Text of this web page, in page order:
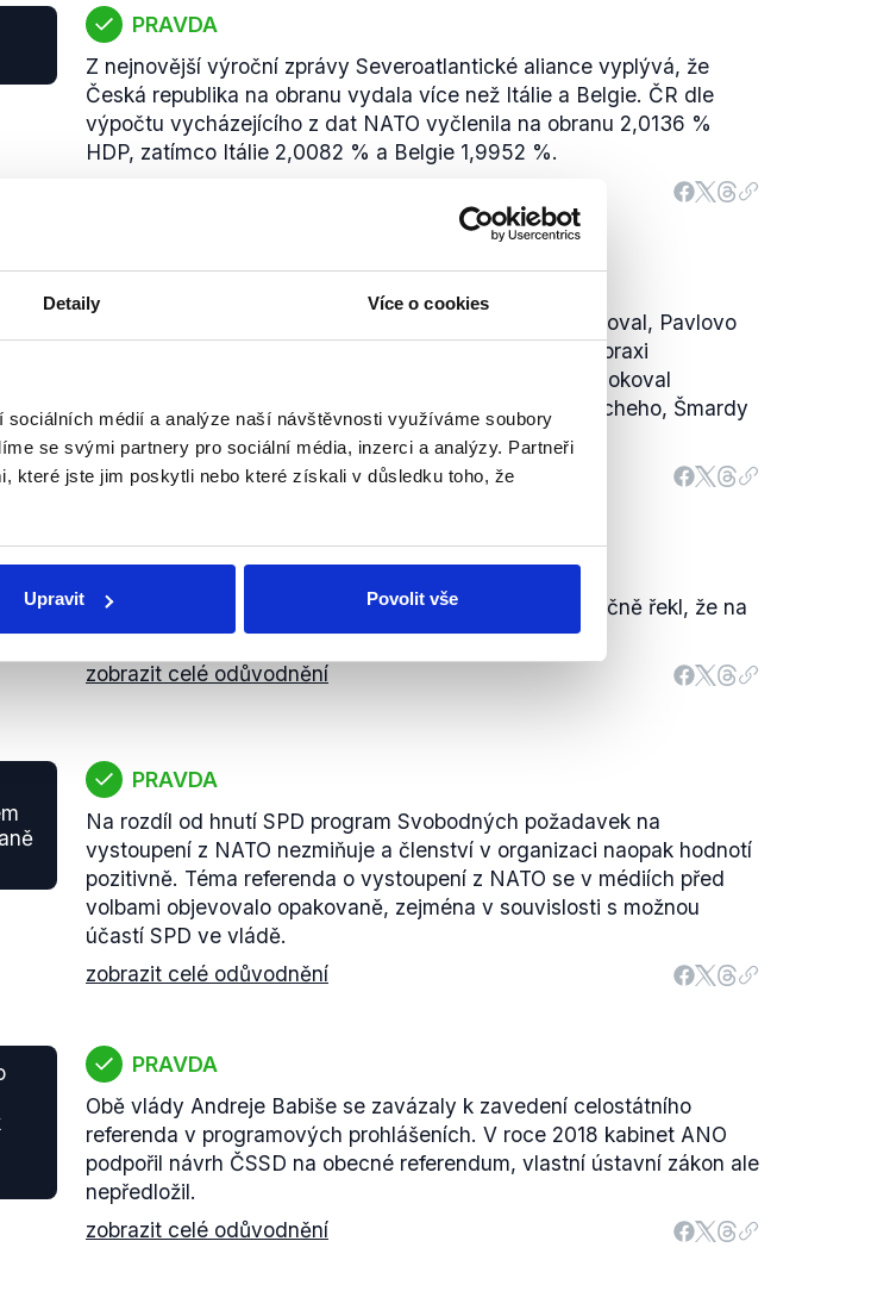
Detaily Více o cookies
médií a analýze naší návštěvnosti využíváme soubory
se svými partnery pro sociální média, inzerci a analýzy. Partneři
které jste jim poskytli nebo které získali v důsledku toho, že
Upravit Povolit vše
PRAVDA
Z nejnovější výroční zprávy Severoatlantické aliance vyplývá, že
Česká republika na obranu vydala více než Itálie a Belgie. ČR dle
výpočtu vycházejícího z dat NATO vyčlenila na obranu 2,0136 %
HDP, zatímco Itálie 2,0082 % a Belgie 1,9952 %.
NEPRAVDA
Zeman sice Jana Lipavského ministrem nakonec jmenoval, Pavlovo
odmítnutí jmenovat Filipa Turka však v české ústavní praxi
bezprecedentní není. Zeman během prezidentství zablokoval
jmenování 3 navržených ministerských kandidátů (Pocheho, Šmardy
a Hladíka) a z postoje neustoupil.
zobrazit celé odůvodnění
PRAVDA
Petr Pavel v podcastu StandaShow v roce 2022 skutečně řekl, že na
něj Donald Trump působil jako odpudivá lidská bytost.
zobrazit celé odůvodnění
PRAVDA
Na rozdíl od hnutí SPD program Svobodných požadavek na
vystoupení z NATO nezmiňuje a členství v organizaci naopak hodnotí
pozitivně. Téma referenda o vystoupení z NATO se v médiích před
volbami objevovalo opakovaně, zejména v souvislosti s možnou
účastí SPD ve vládě.
zobrazit celé odůvodnění
PRAVDA
Obě vlády Andreje Babiše se zavázaly k zavedení celostátního
referenda v programových prohlášeních. V roce 2018 kabinet ANO
podpořil návrh ČSSD na obecné referendum, vlastní ústavní zákon ale
nepředložil.
zobrazit celé odůvodnění